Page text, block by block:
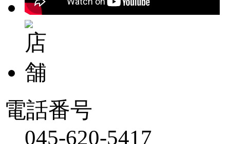
電話番号
045-620-5417